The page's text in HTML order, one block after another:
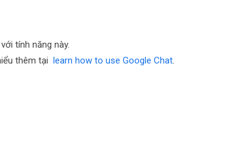
tính năng này.
thêm tạilearn how to use Google Chat.